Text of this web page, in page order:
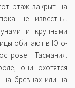
этаж закрыт на
не известны.
и крупными
обитают в Юго-
Тасмания.
они охотятся
брёвнах или на